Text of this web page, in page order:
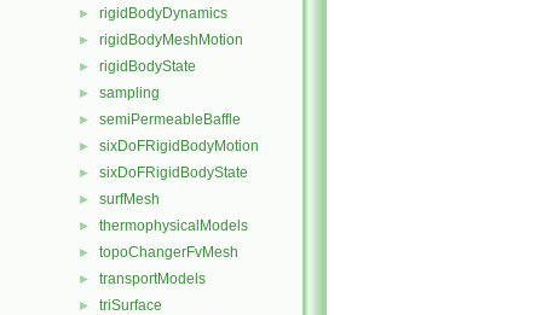
► rigidBodyDynamics
► rigidBodyMeshMotion
► rigidBodyState
► sampling
► semiPermeableBaffle
► sixDoFRigidBodyMotion
► sixDoFRigidBodyState
► surfMesh
► thermophysicalModels
► topoChangerFvMesh
► transportModels
► triSurface